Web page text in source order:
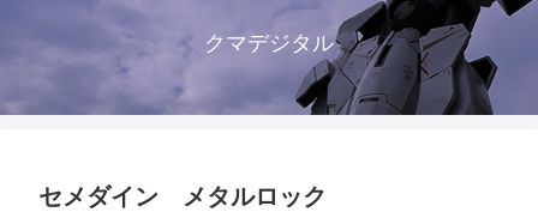
クマデジタル
セメダイン メタルロック